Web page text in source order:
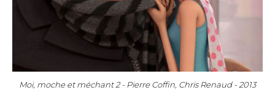
Moi, moche et méchant 2 - Pierre Coffin, Chris Renaud - 2013